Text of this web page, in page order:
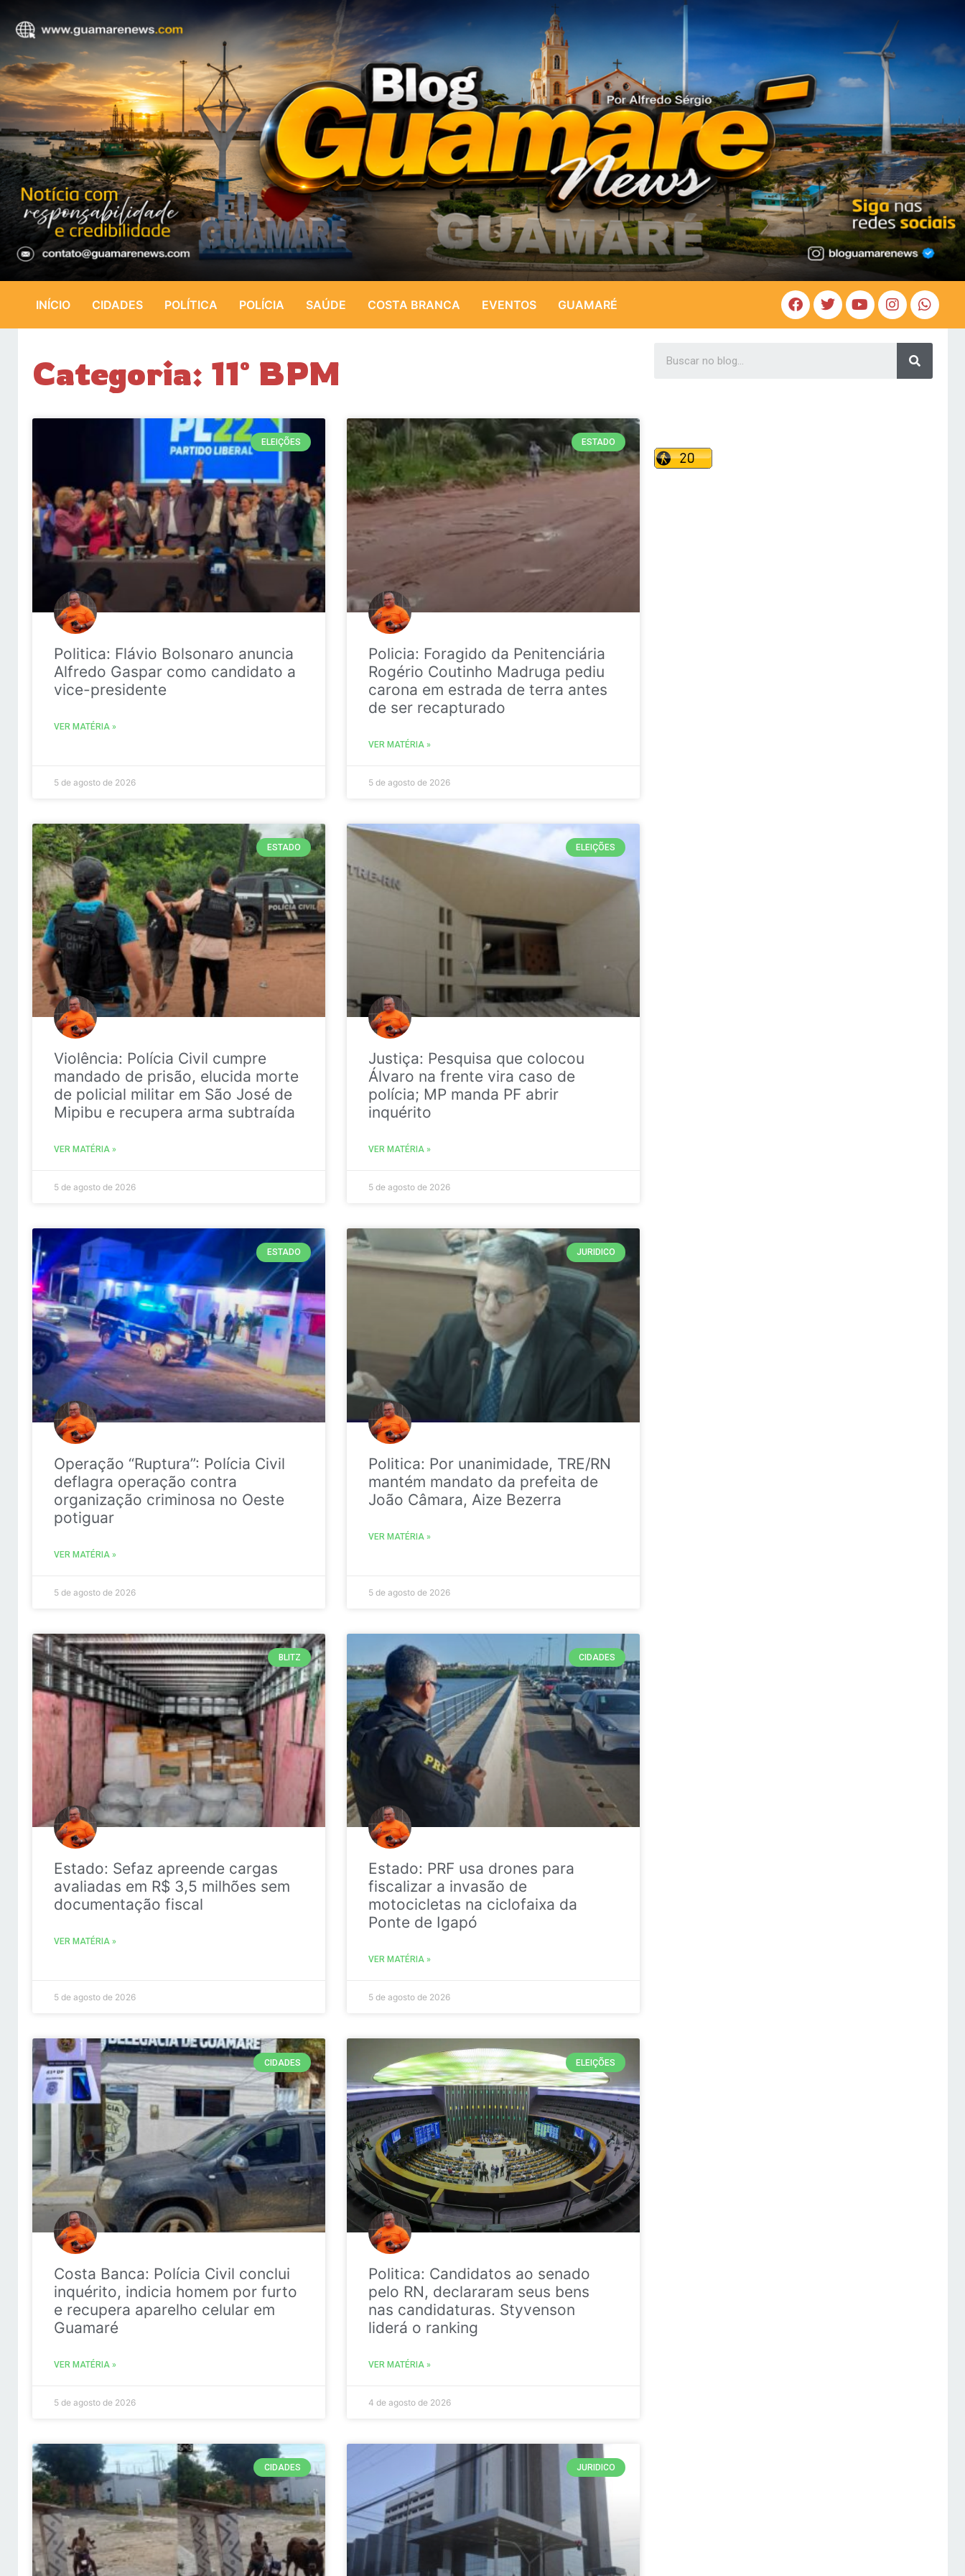
INÍCIO CIDADES POLÍTICA POLÍCIA SAÚDE COSTA BRANCA EVENTOS GUAMARÉ
Categoria: 11º BPM
ELEIÇÕES
Politica: Flávio Bolsonaro anuncia
Alfredo Gaspar como candidato a
vice-presidente
VER MATÉRIA »
5 de agosto de 2026
ESTADO
Policia: Foragido da Penitenciária
Rogério Coutinho Madruga pediu
carona em estrada de terra antes
de ser recapturado
VER MATÉRIA »
5 de agosto de 2026
ESTADO
Violência: Polícia Civil cumpre
mandado de prisão, elucida morte
de policial militar em São José de
Mipibu e recupera arma subtraída
VER MATÉRIA »
5 de agosto de 2026
ELEIÇÕES
Justiça: Pesquisa que colocou
Álvaro na frente vira caso de
polícia; MP manda PF abrir
inquérito
VER MATÉRIA »
5 de agosto de 2026
ESTADO
Operação “Ruptura”: Polícia Civil
deflagra operação contra
organização criminosa no Oeste
potiguar
VER MATÉRIA »
5 de agosto de 2026
JURIDICO
Politica: Por unanimidade, TRE/RN
mantém mandato da prefeita de
João Câmara, Aize Bezerra
VER MATÉRIA »
5 de agosto de 2026
BLITZ
Estado: Sefaz apreende cargas
avaliadas em R$ 3,5 milhões sem
documentação fiscal
VER MATÉRIA »
5 de agosto de 2026
CIDADES
Estado: PRF usa drones para
fiscalizar a invasão de
motocicletas na ciclofaixa da
Ponte de Igapó
VER MATÉRIA »
5 de agosto de 2026
CIDADES
Costa Banca: Polícia Civil conclui
inquérito, indicia homem por furto
e recupera aparelho celular em
Guamaré
VER MATÉRIA »
5 de agosto de 2026
ELEIÇÕES
Politica: Candidatos ao senado
pelo RN, declararam seus bens
nas candidaturas. Styvenson
liderá o ranking
VER MATÉRIA »
4 de agosto de 2026
CIDADES JURIDICO